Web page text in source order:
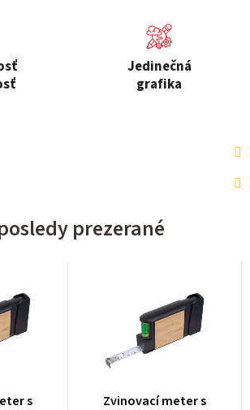
Jedinečná
grafika
prezerané
s
Zvinovací meter s